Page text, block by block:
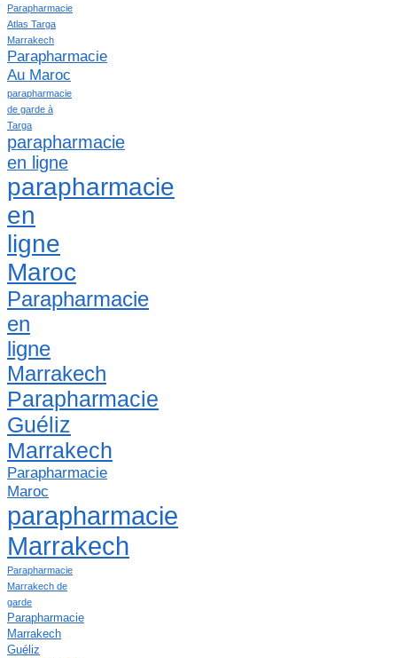
Parapharmacie
Atlas Targa
Marrakech
Parapharmacie
Au Maroc
parapharmacie
de garde à
Targa
parapharmacie
en ligne
parapharmacie
en
ligne
Maroc
Parapharmacie
en
ligne
Marrakech
Parapharmacie
Guéliz
Marrakech
Parapharmacie
Maroc
parapharmacie
Marrakech
Parapharmacie
Marrakech de
garde
Parapharmacie
Marrakech
Guéliz